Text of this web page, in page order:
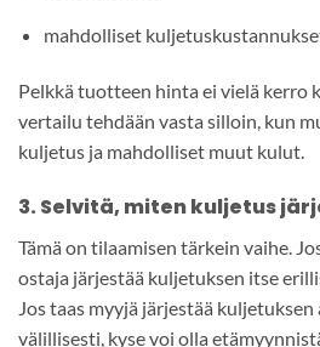
mahdolliset
Pelkkä tuotteen hinta ei vielä kerro
vertailu tehdään vasta silloin, kun
kuljetus ja mahdolliset muut kulut.
3. Selvitä, miten kuljetus
Tämä on tilaamisen tärkein vaihe.
ostaja järjestää kuljetuksen itse
Jos taas myyjä järjestää
välillisesti, kyse voi olla